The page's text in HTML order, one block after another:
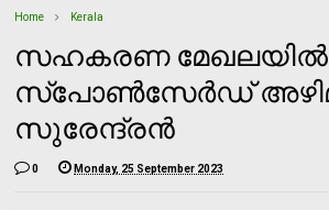
Home Kerala
സഹകരണ മേഖലയില്‍
സ്‌പോണ്‍സേര്‍ഡ്
സുരേന്ദ്രന്‍
0 Monday, 25 September 2023